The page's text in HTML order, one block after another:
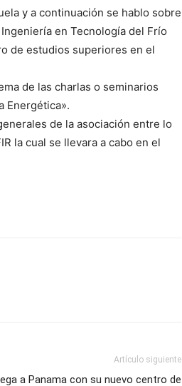
y a continuación se hablo sobre
en Tecnología del Frío
de estudios superiores en el
de las charlas o seminarios
Energética».
de la asociación entre lo
la cual se llevara a cabo en el
Artículo siguiente
a Panama con su nuevo centro de